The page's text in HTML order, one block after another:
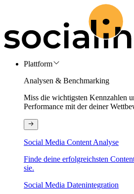
Plattform
Analysen & Benchmarking
Miss die wichtigsten Kennzahlen
Performance mit der deiner
Social Media Content Analyse
Finde deine erfolgreichsten
sie.
Social Media Datenintegration